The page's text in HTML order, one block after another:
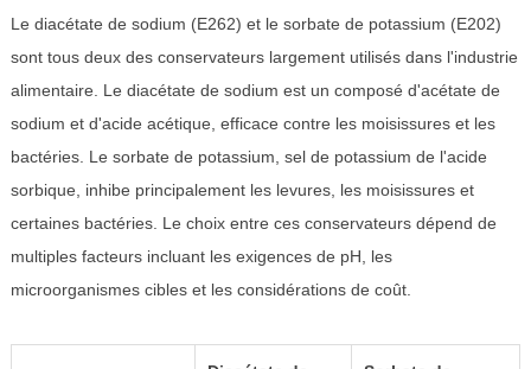
Le diacétate de sodium (E262) et le sorbate de potassium (E202)
sont tous deux des conservateurs largement utilisés dans l'industrie
alimentaire. Le diacétate de sodium est un composé d'acétate de
sodium et d'acide acétique, efficace contre les moisissures et les
bactéries. Le sorbate de potassium, sel de potassium de l'acide
sorbique, inhibe principalement les levures, les moisissures et
certaines bactéries. Le choix entre ces conservateurs dépend de
multiples facteurs incluant les exigences de pH, les
microorganismes cibles et les considérations de coût.